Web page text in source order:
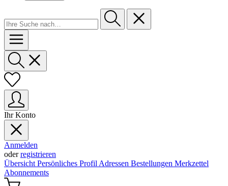
Ihr Konto
Anmelden
oderregistrieren
Übersicht Persönliches Profil Adressen Bestellungen Merkzettel
Abonnements